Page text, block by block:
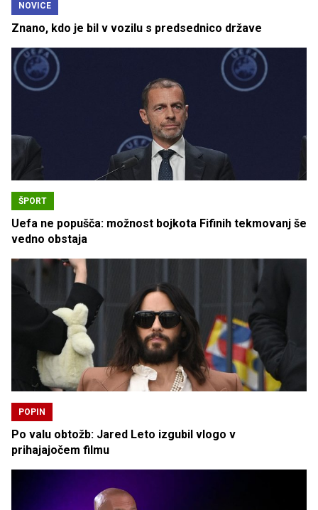
NOVICE
Znano, kdo je bil v vozilu s predsednico države
ŠPORT
Uefa ne popušča: možnost bojkota Fifinih tekmovanj še
vedno obstaja
POPIN
Po valu obtožb: Jared Leto izgubil vlogo v
prihajajočem filmu